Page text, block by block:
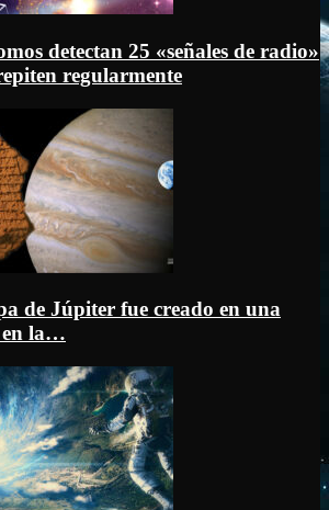
detectan 25 «señales de radio»
regularmente
de Júpiter fue creado en una
la…